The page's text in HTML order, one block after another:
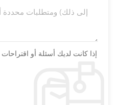
إذا كانت لديك أسئلة أو